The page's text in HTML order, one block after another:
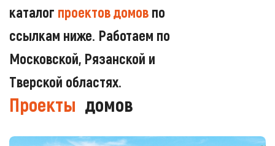
каталог проектов домов по
ссылкам ниже. Работаем по
Московской, Рязанской и
Тверской областях.
Проекты домов